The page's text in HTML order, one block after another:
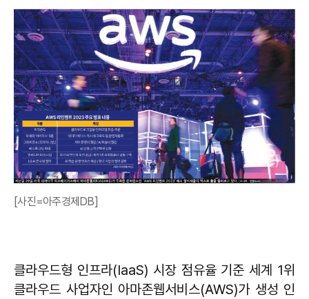
[사진=아주경제DB]
클라우드형 인프라(IaaS) 시장 점유율 기준 세계 1위
클라우드 사업자인 아마존웹서비스(AWS)가 생성 인